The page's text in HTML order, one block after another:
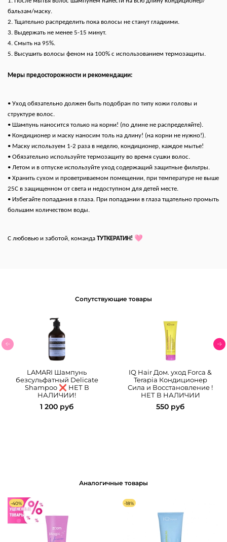
бальзам/маску.
2. Тщательно распределить пока волосы не станут гладкими.
3. Выдержать не менее 5-15 минут.
4. Смыть на 95%.
5. Высушить волосы феном на 100% с использованием термозащиты.
Меры предосторожности и рекомендации:
• Уход обязательно должен быть подобран по типу кожи головы и
структуре волос.
• Шампунь наносится только на корни! (по длине не распределяйте).
• Кондиционер и маску наносим толь на длину! (на корни не нужно!).
• Маску используем 1-2 раза в неделю, кондиционер, каждое мытье!
• Обязательно используйте термозащиту во время сушки волос.
• Летом и в отпуске используйте уход содержащий защитные фильтры.
• Хранить сухом и проветриваемом помещении, при температуре не выше
25С в защищенном от света и недоступном для детей месте.
• Избегайте попадания в глаза. При попадании в глаза тщательно промыть
большим количеством воды.
С любовью и заботой, команда ТУТКЕРАТИН! 🩷
Сопутствующие товары
LAMARI Шампунь
безсульфатный Delicate
Shampoo ❌ НЕТ В
НАЛИЧИИ!
1 200 руб
IQ Hair Дом. уход Forсa &
Terapia Кондиционер
Сила и Восстановление !
НЕТ В НАЛИЧИИ
550 руб
Аналогичные товары
-40% -18%